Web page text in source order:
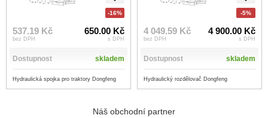
Náš obchodní partner
-16%
537.19 Kč
bez DPH
650.00 Kč
s DPH
Dostupnost skladem
Hydraulická spojka pro traktory Dongfeng
-5%
4 049.59 Kč
bez DPH
4 900.00 Kč
s DPH
Dostupnost skladem
Hydraulický rozdělovač Dongfeng